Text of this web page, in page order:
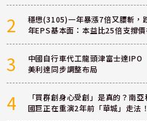
2
穩懋(3105)一年暴漲7倍又腰斬，
年EPS基本面：本益比25倍支撐價
3
中國自行車代工龍頭津富士達
美利達同步調整布局
4
「買群創身心受創」是真的？南
國巨正在重演2年前「華城」走法！